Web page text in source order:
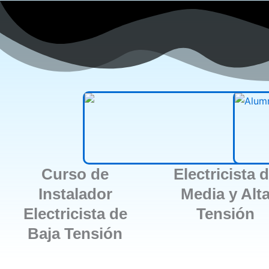
Curso de
Instalador
Electricista de
Baja Tensión
Electricista
Media y
Tensión